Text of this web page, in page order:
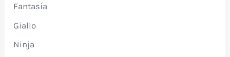
Fantasía
Giallo
Ninja